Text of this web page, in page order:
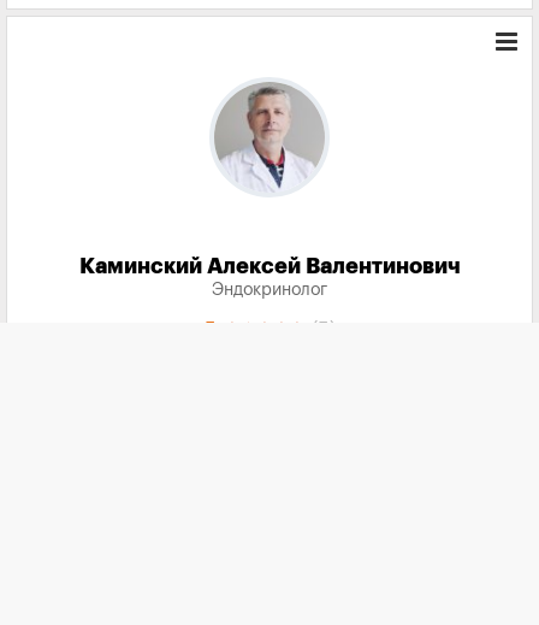
Каминский Алексей Валентинович
Эндокринолог